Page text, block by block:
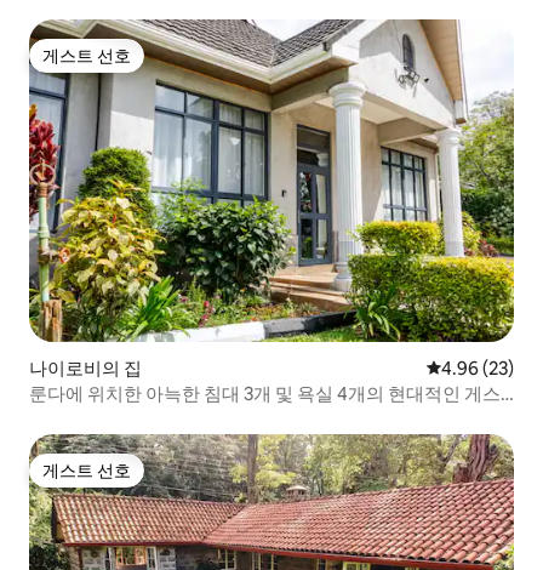
게스트 선호
게스트 선호
나이로비의 집 평점 4.96점(5
4.96 (23)
룬다에 위치한 아늑한 침대 3개 및 욕실 4개의 현대적인 게스
게스트 선호
게스트 선호